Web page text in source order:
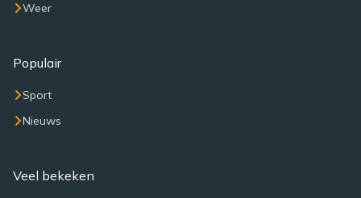
Weer
Populair
Sport
Nieuws
Veel bekeken